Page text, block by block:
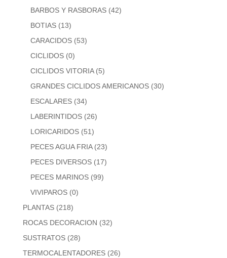
BARBOS Y RASBORAS (42)
BOTIAS (13)
CARACIDOS (53)
CICLIDOS (0)
CICLIDOS VITORIA (5)
GRANDES CICLIDOS AMERICANOS (30)
ESCALARES (34)
LABERINTIDOS (26)
LORICARIDOS (51)
PECES AGUA FRIA (23)
PECES DIVERSOS (17)
PECES MARINOS (99)
VIVIPAROS (0)
PLANTAS (218)
ROCAS DECORACION (32)
SUSTRATOS (28)
TERMOCALENTADORES (26)